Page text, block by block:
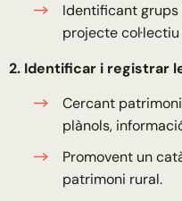
Identificant
projecte
2. Identificar i registrar
Cercant
plànols,
Promovent un
patrimoni rural.